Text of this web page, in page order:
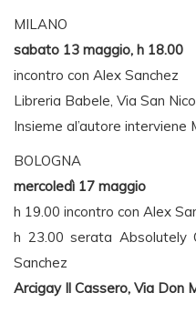
MILANO
sabato 13 maggio, h 18.00
incontro con Alex Sanchez
Libreria Babele, Via San
Insieme al’autore interviene
BOLOGNA
mercoledì 17 maggio
h 19.00 incontro con Alex
h 23.00 serata Absolutely
Sanchez
Arcigay Il Cassero, Via Don